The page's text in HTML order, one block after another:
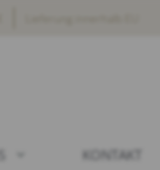
KONTAKT